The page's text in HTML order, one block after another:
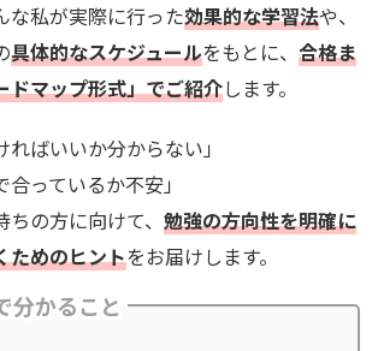
な私が実際に行った効果的な学習法や、
具体的なスケジュールをもとに、 合格ま
ドマップ形式」でご紹介します。
ればいいか分からない」
合っているか不安」
の方に向けて、 勉強の方向性を明確に
ためのヒントをお届けします。
分かること